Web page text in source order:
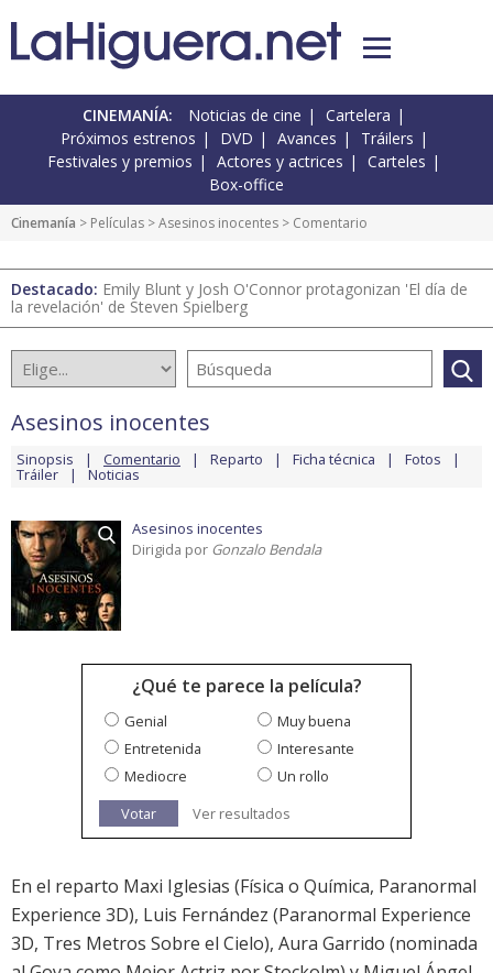
CINEMANÍA: Noticias de cine
Cartelera
Próximos estrenos
DVD Avances
Tráilers
Festivales y premios
Actores y actrices
Carteles
Box-office
Cinemanía > Películas >Asesinos inocentes > Comentario
Destacado: Emily Blunt y Josh O'Connor protagonizan 'El día de
la revelación' de Steven Spielberg
Asesinos inocentes
Sinopsis Comentario Reparto Ficha técnica Fotos
Tráiler Noticias
Asesinos inocentes
Dirigida por Gonzalo Bendala
¿Qué te parece la película?
Genial
Muy buena
Entretenida
Interesante
Mediocre
Un rollo
Votar
Ver resultados
En el reparto Maxi Iglesias (Física o Química, Paranormal
Experience 3D), Luis Fernández (Paranormal Experience
3D, Tres Metros Sobre el Cielo), Aura Garrido (nominada